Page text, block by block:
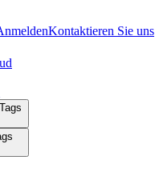
Kontaktieren Sie uns